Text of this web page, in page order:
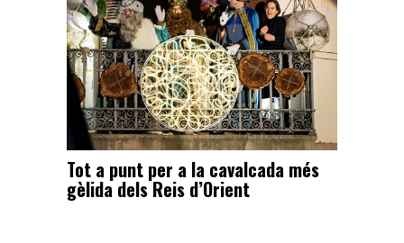
Tot a punt per a la cavalcada més
gèlida dels Reis d’Orient